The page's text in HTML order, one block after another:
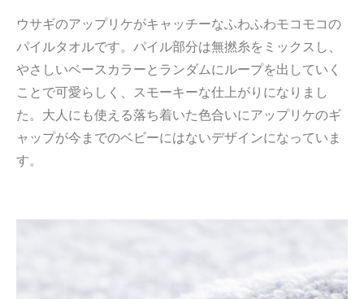
ウサギのアップリケがキャッチーなふわふわモコモコの
パイルタオルです。パイル部分は無撚糸をミックスし、
やさしいベースカラーとランダムにループを出していく
ことで可愛らしく、スモーキーな仕上がりになりまし
た。大人にも使える落ち着いた色合いにアップリケのギ
ャップが今までのベビーにはないデザインになっていま
す。